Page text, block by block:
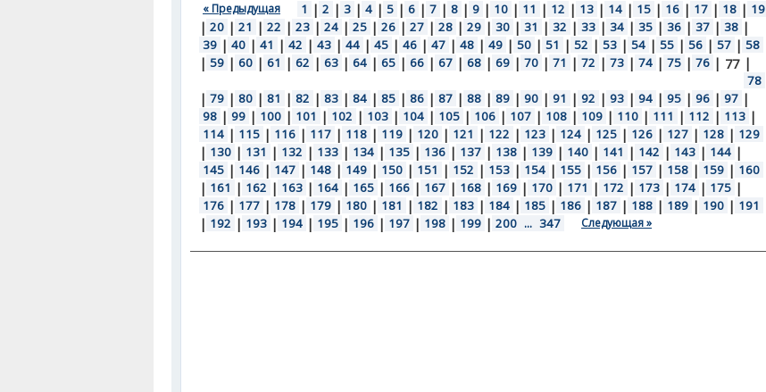
« Предыдущая 1 | 2 | 3 | 4 | 5 | 6 | 7 | 8 | 9 | 10 | 11 | 12 | 13 | 14 | 15 | 16 | 17 | 18 | 19
| 20 | 21 | 22 | 23 | 24 | 25 | 26 | 27 | 28 | 29 | 30 | 31 | 32 | 33 | 34 | 35 | 36 | 37 | 38 |
39 | 40 | 41 | 42 | 43 | 44 | 45 | 46 | 47 | 48 | 49 | 50 | 51 | 52 | 53 | 54 | 55 | 56 | 57 | 58
| 59 | 60 | 61 | 62 | 63 | 64 | 65 | 66 | 67 | 68 | 69 | 70 | 71 | 72 | 73 | 74 | 75 | 76 | 77 |
78
| 79 | 80 | 81 | 82 | 83 | 84 | 85 | 86 | 87 | 88 | 89 | 90 | 91 | 92 | 93 | 94 | 95 | 96 | 97 |
98 | 99 | 100 | 101 | 102 | 103 | 104 | 105 | 106 | 107 | 108 | 109 | 110 | 111 | 112 | 113 |
114 | 115 | 116 | 117 | 118 | 119 | 120 | 121 | 122 | 123 | 124 | 125 | 126 | 127 | 128 | 129
| 130 | 131 | 132 | 133 | 134 | 135 | 136 | 137 | 138 | 139 | 140 | 141 | 142 | 143 | 144 |
145 | 146 | 147 | 148 | 149 | 150 | 151 | 152 | 153 | 154 | 155 | 156 | 157 | 158 | 159 | 160
| 161 | 162 | 163 | 164 | 165 | 166 | 167 | 168 | 169 | 170 | 171 | 172 | 173 | 174 | 175 |
176 | 177 | 178 | 179 | 180 | 181 | 182 | 183 | 184 | 185 | 186 | 187 | 188 | 189 | 190 | 191
| 192 | 193 | 194 | 195 | 196 | 197 | 198 | 199 | 200 ... 347 Следующая »